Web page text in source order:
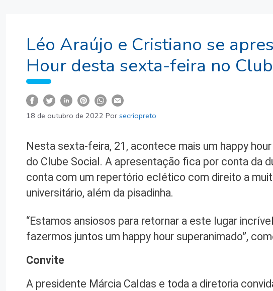
Léo Araújo e Cristiano se
Hour desta sexta-feira no
18 de outubro de 2022 Por secriopreto
Nesta sexta-feira, 21, acontece mais um happy
do Clube Social. A apresentação fica por conta da
conta com um repertório eclético com direito a
universitário, além da pisadinha.
“Estamos ansiosos para retornar a este lugar
fazermos juntos um happy hour superanimado”,
Convite
A presidente Márcia Caldas e toda a diretoria